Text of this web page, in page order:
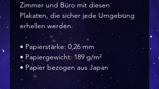
Zimmer und Büro mit diesen
Plakaten, die sicher jede Umgebung
erhellen werden.
• Papierstärke: 0,26 mm
• Papiergewicht: 189 g/m²
• Papier bezogen aus Japan